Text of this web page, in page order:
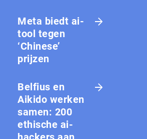
Meta biedt ai-
tool tegen
‘Chinese’
prijzen
Belfius en
Aikido werken
samen: 200
ethische ai-